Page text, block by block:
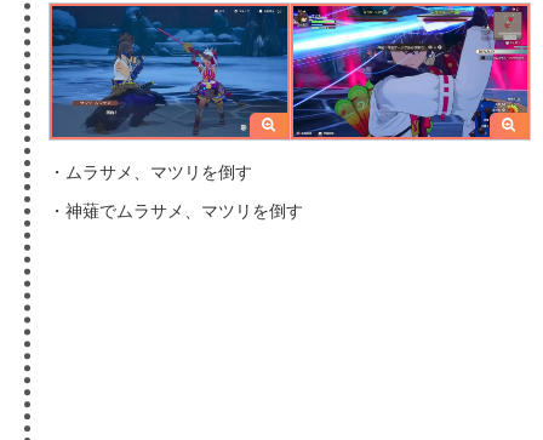
・ムラサメ、マツリを倒す
・神薙でムラサメ、マツリを倒す